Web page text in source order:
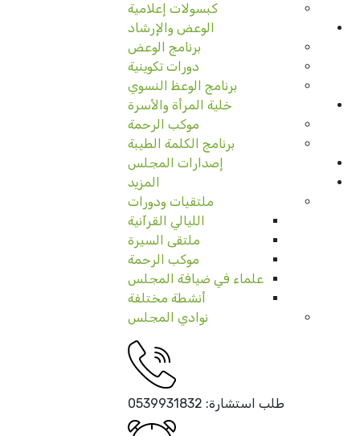
كبسولات إعلامية
الوعض والإرشاد
برنامج الوعض
دورات تكوينية
برنامج الوعظ النسوي
خلية المرأة والأسرة
موكب الرحمة
برنامج الكلمة الطيبة
إصدارات المجلس
المزيد
ملتقيات ودورات
الليالي القرآنية
ملتقى السيرة
موكب الرحمة
علماء في ضيافة المجلس
أنشطة مختلفة
نوادي المجلس
طلب استشارة: 0539931832